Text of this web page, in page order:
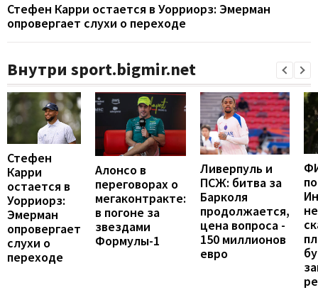
Стефен Карри остается в Уорриорз: Эмерман
опровергает слухи о переходе
Внутри sport.bigmir.net
Стефен
Карри
остается в
Уорриорз:
Эмерман
опровергает
слухи о
переходе
Алонсо в
переговорах о
мегаконтракте:
в погоне за
звездами
Формулы-1
Ливерпуль и
ПСЖ: битва за
Барколя
продолжается,
цена вопроса -
150 миллионов
евро